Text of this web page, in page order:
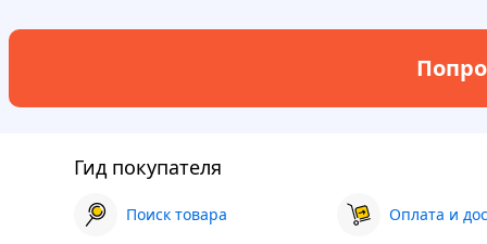
Гид покупателя
Поиск товара Оплата и